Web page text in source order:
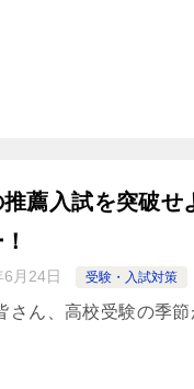
薦入試を突破せ
月24日 受験・入試対策
さん、高校受験の季